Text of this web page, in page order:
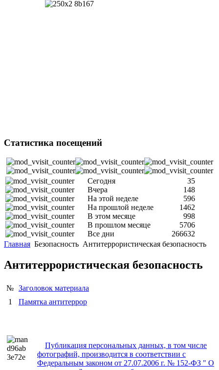
Статистика посещений
Сегодня
35
Вчера
148
На этой неделе
596
На прошлой неделе
1462
В этом месяце
998
В прошлом месяце
5706
Все дни
266632
Главная Безопасность Антитеррористическая безопасность
Антитеррористическая безопасность
№ Заголовок материала
1
Памятка антитеррор
Публикация персональных данных, в том числе
фотографий, производится в соответствии с
Федеральным законом от 27.07.2006 г. № 152-ФЗ " О